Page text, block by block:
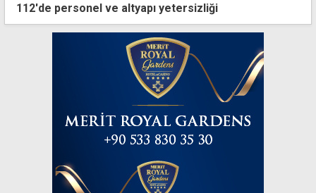
112'de personel ve altyapı yetersizliği